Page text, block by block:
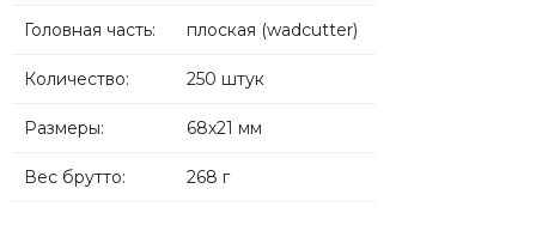
Головная часть: плоская (wadcutter)
Количество: 250 штук
Размеры: 68х21 мм
Вес брутто: 268 г